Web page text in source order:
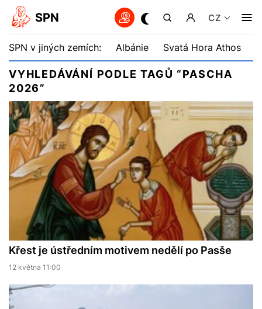
SPN CZ
SPN v jiných zemích: Albánie Svatá Hora Athos
VYHLEDÁVÁNÍ PODLE TAGŮ “PASCHA
2026”
Křest je ústředním motivem nedělí po Pasše
12 května 11:00